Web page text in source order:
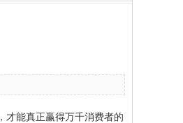
能真正赢得万千消费者的